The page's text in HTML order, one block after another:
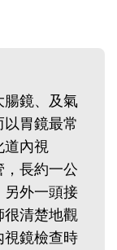
腸鏡、及氣
胃鏡最常
道內視
長約一公
另外一頭接
清楚地觀
鏡檢查時